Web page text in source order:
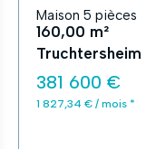
Maison 5 pièces
160,00 m²
Truchtersheim
381 600 €
1 827,34 € / mois *